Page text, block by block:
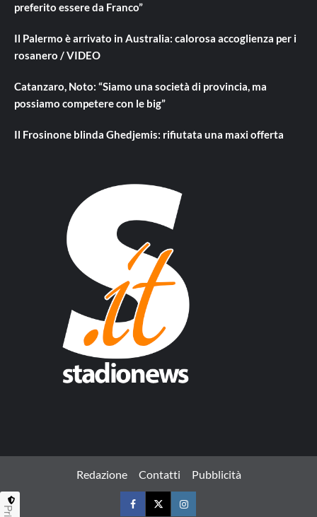
preferito essere da Franco”
Il Palermo è arrivato in Australia: calorosa accoglienza per i
rosanero / VIDEO
Catanzaro, Noto: “Siamo una società di provincia, ma
possiamo competere con le big”
Il Frosinone blinda Ghedjemis: rifiutata una maxi offerta
Redazione Contatti Pubblicità